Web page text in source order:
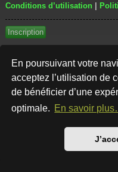
En poursuivant votre
acceptez l’utilisation de
de bénéficier d’une
optimale. En savoir
Conditions d’utilisation |
Inscription
Accueil du forum
Développé parphpBB
Style par
Traduction